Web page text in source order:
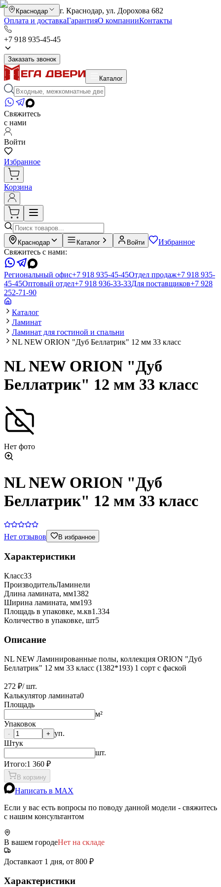
Краснодар
г. Краснодар, ул. Дорохова 682
Оплата и доставкаГарантияО компанииКонтакты
+7 918 935-45-45
Заказать звонок
Каталог
Свяжитесь
с нами
Войти
Избранное
Корзина
Краснодар Каталог Войти
Избранное
Свяжитесь с нами:
Региональный офис+7 918 935-45-45Отдел продаж+7 918 935-
45-45Оптовый отдел+7 918 936-33-33Для поставщиков+7 928
252-71-90
Каталог
Ламинат
Ламинат для гостиной и спальни
NL NEW ORION "Дуб Беллатрик" 12 мм 33 класс
NL NEW ORION "Дуб
Беллатрик" 12 мм 33 класс
Нет фото
NL NEW ORION "Дуб
Беллатрик" 12 мм 33 класс
Нет отзывов В избранное
Характеристики
Класс33
ПроизводительЛаминели
Длина ламината, мм1382
Ширина ламината, мм193
Площадь в упаковке, м.кв1.334
Количество в упаковке, шт5
Описание
NL NEW Ламинированные полы, коллекция ORION "Дуб
Беллатрик" 12 мм 33 класс (1382*193) 1 сорт с фаской
272 ₽/ шт.
Калькулятор ламината0
Площадь
м²
Упаковок
- + уп.
Штук
шт.
Итого:1 360 ₽
В корзину
Написать в MAX
Если у вас есть вопросы по поводу данной модели - свяжитесь
с нашим консультантом
В вашем городеНет на складе
Доставкаот 1 дня, от 800 ₽
Характеристики